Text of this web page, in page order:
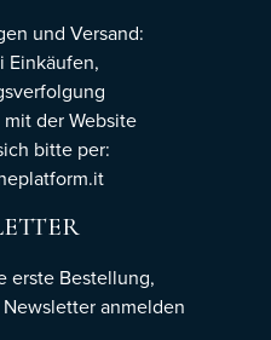
und Versand:
Einkäufen,
der Website
bitte per:
erste Bestellung,
anmelden